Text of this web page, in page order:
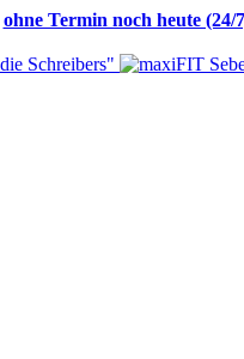
ohne Termin noch heute (24/